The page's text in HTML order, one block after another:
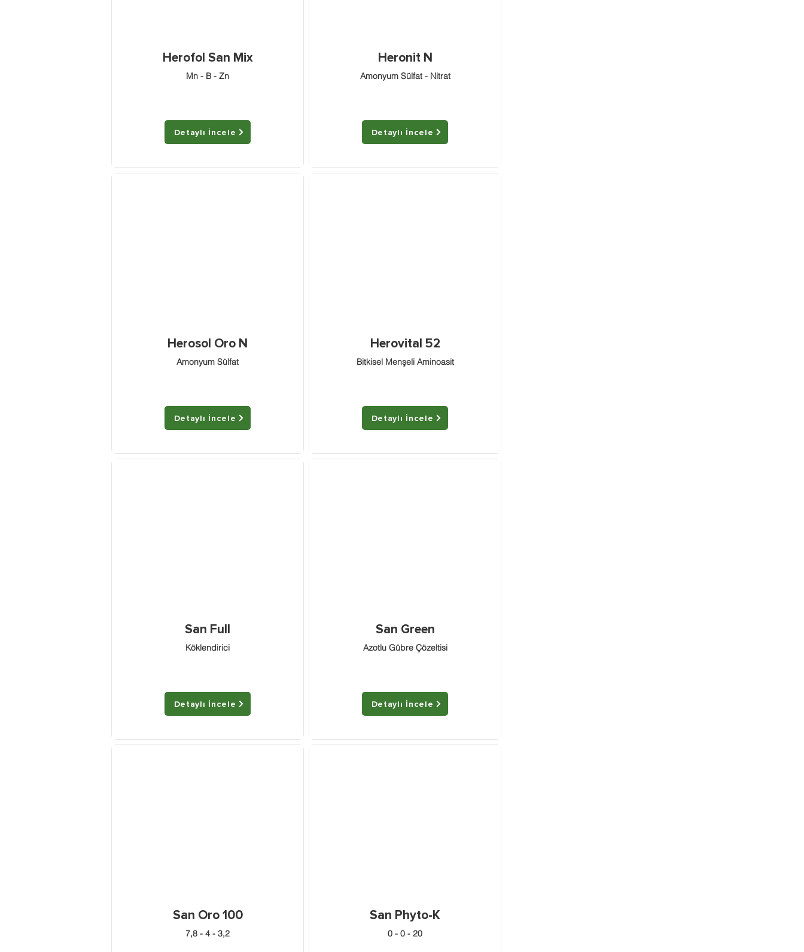
Herofol San Mix
Mn - B - Zn
Detaylı İncele
Herosol Oro N
Amonyum Sülfat
Detaylı İncele
San Full
Köklendirici
Detaylı İncele
San Oro 100
7,8 - 4 - 3,2
Heronit N
Amonyum Sülfat - Nitrat
Detaylı İncele
Herovital 52
Bitkisel Menşeli Aminoasit
Detaylı İncele
San Green
Azotlu Gübre Çözeltisi
Detaylı İncele
San Phyto-K
0 - 0 - 20